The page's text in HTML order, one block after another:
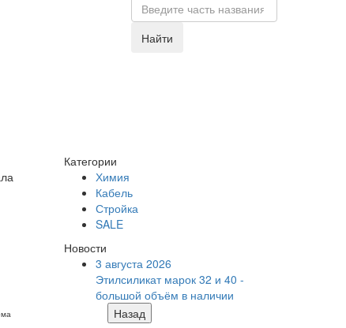
Найти
Категории
Химия
Кабель
Стройка
SALE
Новости
3 августа 2026
Этилсиликат марок 32 и 40 -
большой объём в наличии
Назад